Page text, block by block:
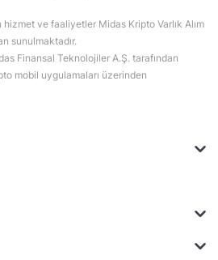
hizmet ve faaliyetler Midas Kripto Varlık Alım
sunulmaktadır.
Finansal Teknolojiler A.Ş. tarafından
mobil uygulamaları üzerinden